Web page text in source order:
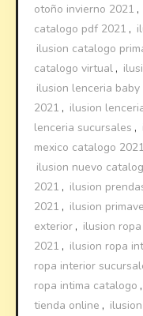
otoño invierno 2021 ,
catalogo pdf 2021 ,
ilusion catalogo
catalogo virtual ,
ilusion lenceria
2021 , ilusion
lenceria sucursales ,
mexico catalogo 2021
ilusion nuevo
2021 , ilusion
2021 , ilusion
exterior , ilusion
2021 , ilusion ropa
ropa interior
ropa intima catalogo ,
tienda online ,